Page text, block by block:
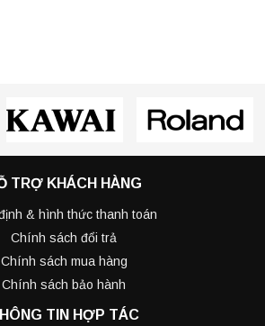
TRỢ KHÁCH HÀNG
& hình thức thanh toán
Chính sách đổi trả
Chính sách mua hàng
Chính sách bảo hành
TIN HỢP TÁC